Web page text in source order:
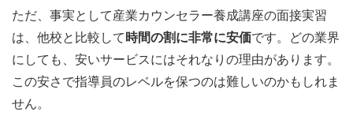
ただ、事実として産業カウンセラー養成講座の面接実習
は、他校と比較して時間の割に非常に安価です。どの業界
にしても、安いサービスにはそれなりの理由があります。
この安さで指導員のレベルを保つのは難しいのかもしれま
せん。